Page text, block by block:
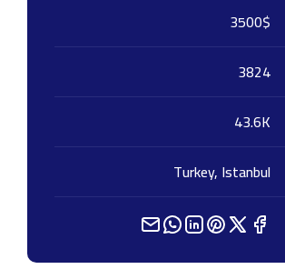
3500$
3824
43.6K
Turkey, Istanbul